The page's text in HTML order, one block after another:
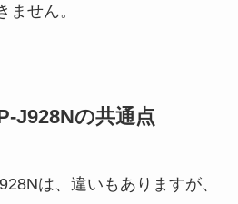
ません。
J928Nの共通点
は、違いもありますが、